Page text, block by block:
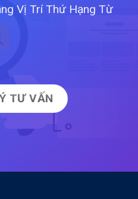
Vị Trí Thứ Hạng Từ
TƯ VẤN